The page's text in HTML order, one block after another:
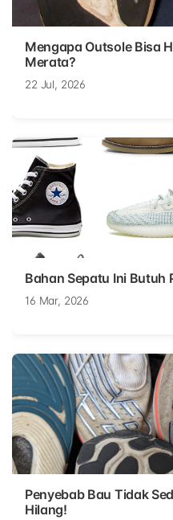
Mengapa Outsole Bisa
Merata?
22 Jul, 2026
Bahan Sepatu Ini Butuh
16 Mar, 2026
Penyebab Bau Tidak
Hilang!